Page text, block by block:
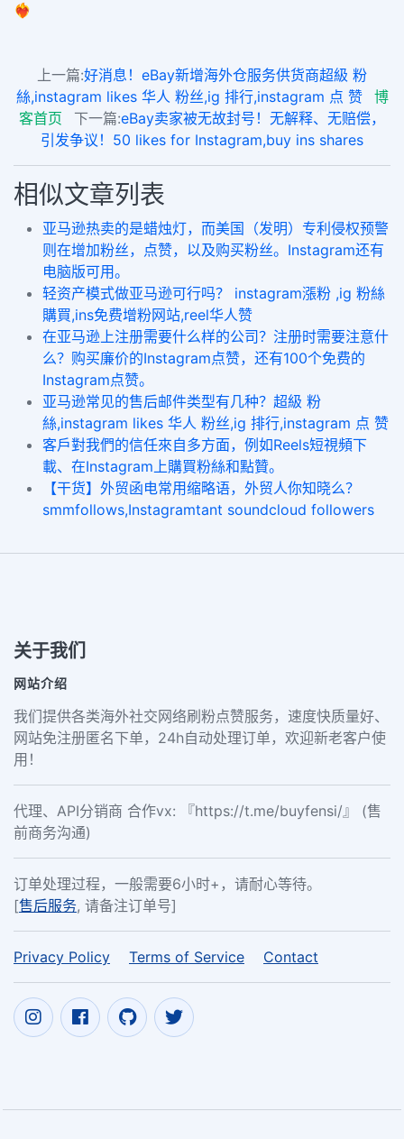
❤️‍🔥
上一篇:好消息！eBay新增海外仓服务供货商超級 粉
絲,instagram likes 华人 粉丝,ig 排行,instagram 点 赞
博
客首页
下一篇:eBay卖家被无故封号！无解释、无赔偿，
引发争议！50 likes for Instagram,buy ins shares
相似文章列表
亚马逊热卖的是蜡烛灯，而美国（发明）专利侵权预警
则在增加粉丝，点赞，以及购买粉丝。Instagram还有
电脑版可用。
轻资产模式做亚马逊可行吗？ instagram漲粉 ,ig 粉絲
購買,ins免费增粉网站,reel华人赞
在亚马逊上注册需要什么样的公司？注册时需要注意什
么？购买廉价的Instagram点赞，还有100个免费的
Instagram点赞。
亚马逊常见的售后邮件类型有几种？超級 粉
絲,instagram likes 华人 粉丝,ig 排行,instagram 点 赞
客戶對我們的信任來自多方面，例如Reels短視頻下
載、在Instagram上購買粉絲和點贊。
【干货】外贸函电常用缩略语，外贸人你知晓么？
smmfollows,Instagramtant soundcloud followers
关于我们
网站介绍
我们提供各类海外社交网络刷粉点赞服务，速度快质量好、
网站免注册匿名下单，24h自动处理订单，欢迎新老客户使
用！
代理、API分销商 合作vx: 『https://t.me/buyfensi/』 (售
前商务沟通)
订单处理过程，一般需要6小时+，请耐心等待。
[售后服务, 请备注订单号]
Privacy Policy Terms of Service Contact